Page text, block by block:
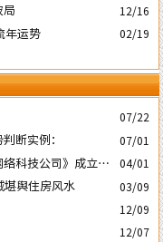
12/16
年运势 02/19
07/22
断实例： 07/01
科技公司》成立5
04/01
堪舆住房风水 03/09
12/09
12/07